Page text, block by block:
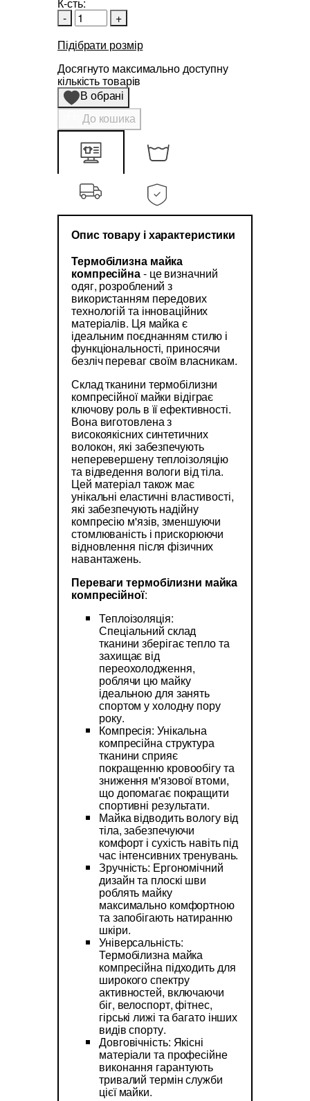
К-сть:
-
+
Підібрати розмір
Досягнуто максимально доступну
кількість товарів
В обрані
До кошика
Опис товару і характеристики
Термобілизна майка
компресійна- це визначний
одяг, розроблений з
використанням передових
технологій та інноваційних
матеріалів. Ця майка є
ідеальним поєднанням стилю і
функціональності, приносячи
безліч переваг своїм власникам.
Склад тканини термобілизни
компресійної майки відіграє
ключову роль в її ефективності.
Вона виготовлена з
високоякісних синтетичних
волокон, які забезпечують
неперевершену теплоізоляцію
та відведення вологи від тіла.
Цей матеріал також має
унікальні еластичні властивості,
які забезпечують надійну
компресію м'язів, зменшуючи
стомлюваність і прискорюючи
відновлення після фізичних
навантажень.
Переваги термобілизни майка
компресійної:
Теплоізоляція:
Спеціальний склад
тканини зберігає тепло та
захищає від
переохолодження,
роблячи цю майку
ідеальною для занять
спортом у холодну пору
року.
Компресія: Унікальна
компресійна структура
тканини сприяє
покращенню кровообігу та
зниження м'язової втоми,
що допомагає покращити
спортивні результати.
Майка відводить вологу від
тіла, забезпечуючи
комфорт і сухість навіть під
час інтенсивних тренувань.
Зручність: Ергономічний
дизайн та плоскі шви
роблять майку
максимально комфортною
та запобігають натиранню
шкіри.
Універсальність:
Термобілизна майка
компресійна підходить для
широкого спектру
активностей, включаючи
біг, велоспорт, фітнес,
гірські лижі та багато інших
видів спорту.
Довговічність: Якісні
матеріали та професійне
виконання гарантують
тривалий термін служби
цієї майки.